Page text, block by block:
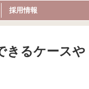
採用情報
きるケースや